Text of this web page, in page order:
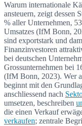
Warum internationale
ansteuern, zeigt dessen
% aller Unternehmen,
Umsatzes (IfM Bonn,
sind exportstark und
Finanzinvestoren
bei deutschen
Grossunternehmen bei
(IfM Bonn, 2023). Wer
beginnt mit den
anschliessend nach
umsetzen, beschreiben
die einen Verkauf
verkaufen; zentrale